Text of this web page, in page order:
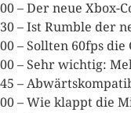
– Der neue Xbox-
– Ist Rumble der
– Sollten 60fps
– Sehr wichtig:
–
– Wie klappt die